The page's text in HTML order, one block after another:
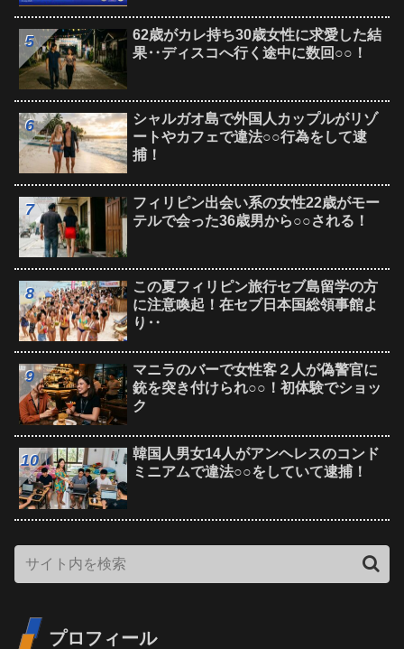
62歳がカレ持ち30歳女性に求愛した結
果‥ディスコへ行く途中に数回○○！
シャルガオ島で外国人カップルがリゾ
ートやカフェで違法○○行為をして逮
捕！
フィリピン出会い系の女性22歳がモー
テルで会った36歳男から○○される！
この夏フィリピン旅行セブ島留学の方
に注意喚起！在セブ日本国総領事館よ
り‥
マニラのバーで女性客２人が偽警官に
銃を突き付けられ○○！初体験でショッ
ク
韓国人男女14人がアンヘレスのコンド
ミニアムで違法○○をしていて逮捕！
プロフィール